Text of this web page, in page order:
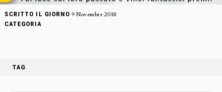
SCRITTO IL GIORNO 9 Novembre 2018
CATEGORIA
TAG